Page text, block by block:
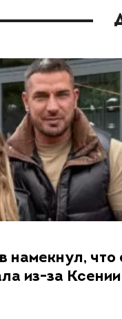
намекнул, что
из-за Ксении